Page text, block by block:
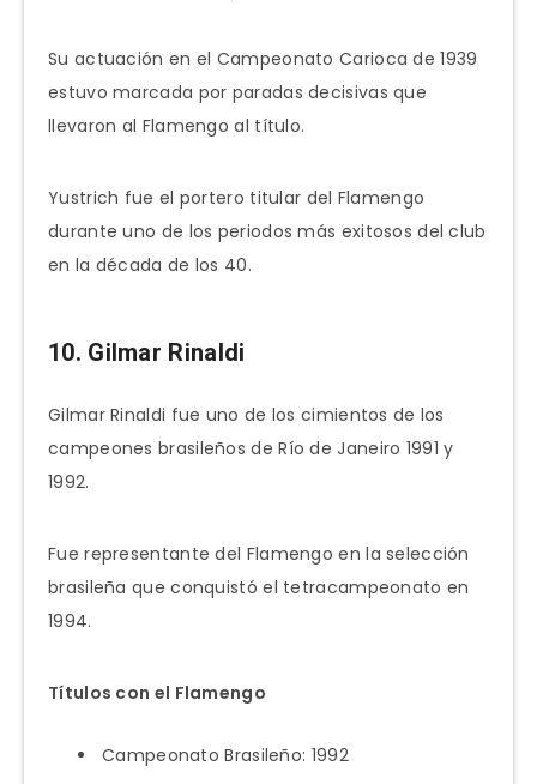
Su actuación en el Campeonato Carioca de 1939
estuvo marcada por paradas decisivas que
llevaron al Flamengo al título.
Yustrich fue el portero titular del Flamengo
durante uno de los periodos más exitosos del club
en la década de los 40.
10. Gilmar Rinaldi
Gilmar Rinaldi fue uno de los cimientos de los
campeones brasileños de Río de Janeiro 1991 y
1992.
Fue representante del Flamengo en la selección
brasileña que conquistó el tetracampeonato en
1994.
Títulos con el Flamengo
Campeonato Brasileño: 1992